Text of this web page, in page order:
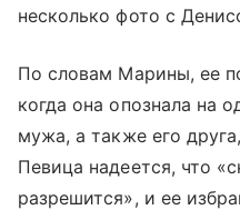
несколько фото с
По словам Марины, ее
когда она опознала на
мужа, а также его
Певица надеется, что
разрешится», и ее